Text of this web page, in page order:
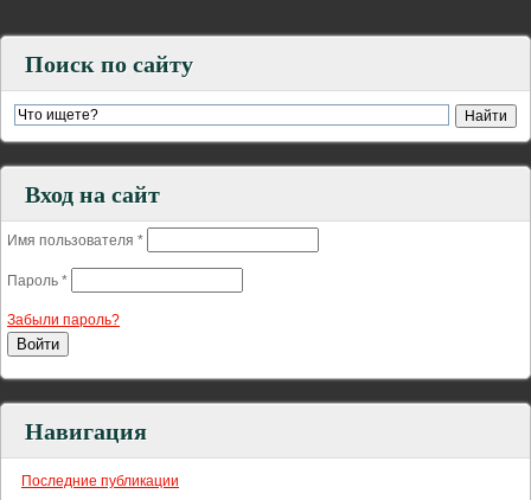
Поиск по сайту
Вход на сайт
Имя пользователя *
Пароль *
Забыли пароль?
Навигация
Последние публикации